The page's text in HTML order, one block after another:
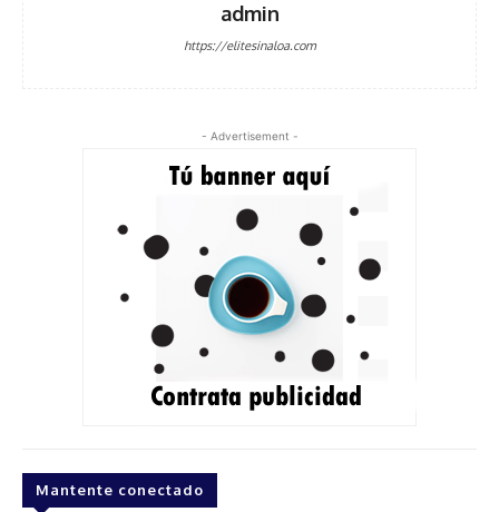
admin
https://elitesinaloa.com
- Advertisement -
Mantente conectado